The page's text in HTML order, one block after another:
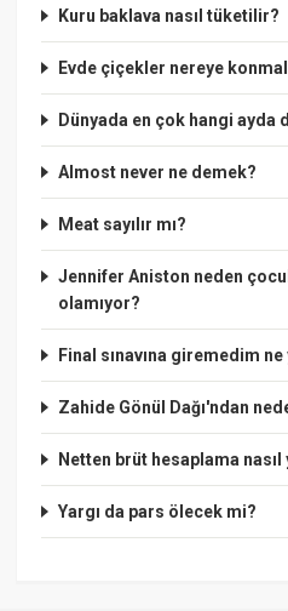
Kuru baklava nasıl tüketilir?
Evde çiçekler nereye
Dünyada en çok hangi ayda
Almost never ne demek?
Meat sayılır mı?
Jennifer Aniston neden
olamıyor?
Final sınavına giremedim ne
Zahide Gönül Dağı'ndan
Netten brüt hesaplama nasıl
Yargı da pars ölecek mi?